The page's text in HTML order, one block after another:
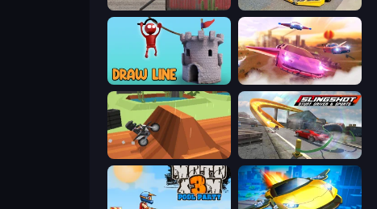
Hard Wheels Madness Cars Destroy
Draw Line Ultimate Flying Car
Blocky Trials Slingshot Stunt Driver & Sport